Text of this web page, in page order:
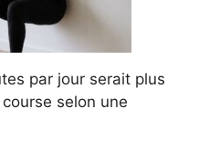
par jour serait plus
selon une